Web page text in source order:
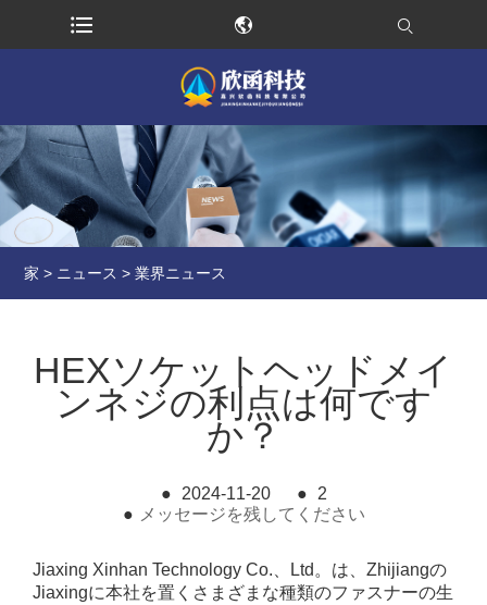
家 > ニュース >業界ニュース
HEXソケットヘッドメイ
ンネジの利点は何です
か？
● 2024-11-20 ● 2
● メッセージを残してください
Jiaxing Xinhan Technology Co.、Ltd。は、Zhijiangの
Jiaxingに本社を置くさまざまな種類のファスナーの生